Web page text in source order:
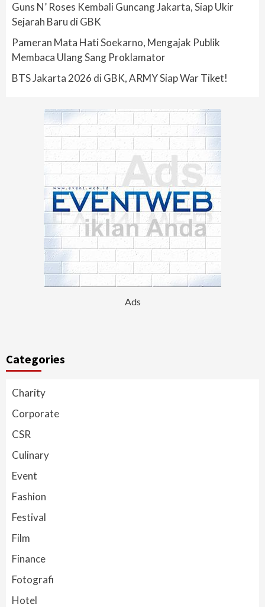
Guns N’ Roses Kembali Guncang Jakarta, Siap Ukir
Sejarah Baru di GBK
Pameran Mata Hati Soekarno, Mengajak Publik
Membaca Ulang Sang Proklamator
BTS Jakarta 2026 di GBK, ARMY Siap War Tiket!
Ads
Categories
Charity
Corporate
CSR
Culinary
Event
Fashion
Festival
Film
Finance
Fotografi
Hotel